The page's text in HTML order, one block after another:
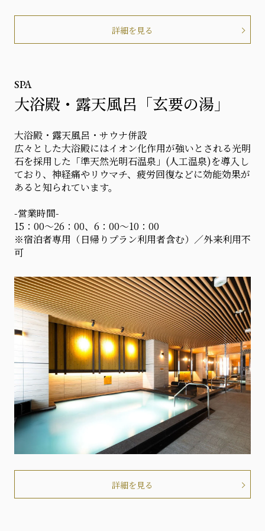
詳細を見る
SPA
大浴殿・露天風呂「玄要の湯」
大浴殿・露天風呂・サウナ併設
広々とした大浴殿にはイオン化作用が強いとされる光明
石を採用した「準天然光明石温泉」(人工温泉)を導入し
ており、神経痛やリウマチ、疲労回復などに効能効果が
あると知られています。
-営業時間-
15：00～26：00、6：00～10：00
※宿泊者専用（日帰りプラン利用者含む）／外来利用不
可
詳細を見る